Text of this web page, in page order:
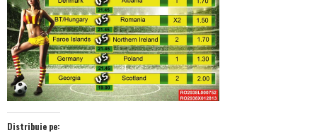
Distribuie pe: